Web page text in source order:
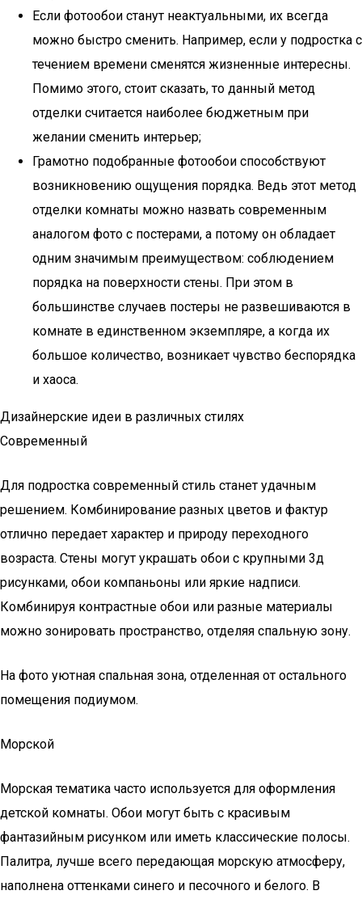
Если фотообои станут неактуальными, их всегда
можно быстро сменить. Например, если у подростка с
течением времени сменятся жизненные интересны.
Помимо этого, стоит сказать, то данный метод
отделки считается наиболее бюджетным при
желании сменить интерьер;
Грамотно подобранные фотообои способствуют
возникновению ощущения порядка. Ведь этот метод
отделки комнаты можно назвать современным
аналогом фото с постерами, а потому он обладает
одним значимым преимуществом: соблюдением
порядка на поверхности стены. При этом в
большинстве случаев постеры не развешиваются в
комнате в единственном экземпляре, а когда их
большое количество, возникает чувство беспорядка
и хаоса.
Дизайнерские идеи в различных стилях
Современный
Для подростка современный стиль станет удачным
решением. Комбинирование разных цветов и фактур
отлично передает характер и природу переходного
возраста. Стены могут украшать обои с крупными 3д
рисунками, обои компаньоны или яркие надписи.
Комбинируя контрастные обои или разные материалы
можно зонировать пространство, отделяя спальную зону.
На фото уютная спальная зона, отделенная от остального
помещения подиумом.
Морской
Морская тематика часто используется для оформления
детской комнаты. Обои могут быть с красивым
фантазийным рисунком или иметь классические полосы.
Палитра, лучше всего передающая морскую атмосферу,
наполнена оттенками синего и песочного и белого. В